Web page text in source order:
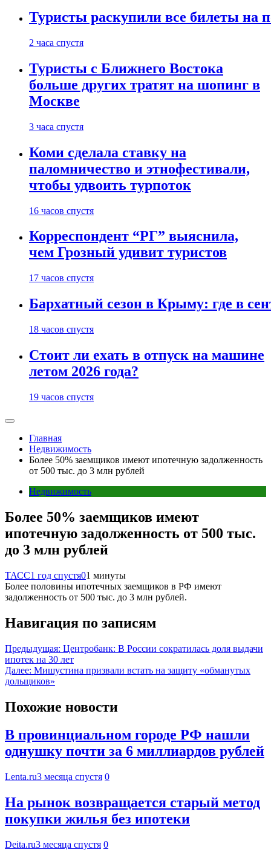
Туристы раскупили все билеты на
2 часа спустя
Туристы с Ближнего Востока
больше других тратят на шопинг в
Москве
3 часа спустя
Коми сделала ставку на
паломничество и этнофестивали,
чтобы удвоить турпоток
16 часов спустя
Корреспондент “РГ” выяснила,
чем Грозный удивит туристов
17 часов спустя
Бархатный сезон в Крыму: где в
18 часов спустя
Стоит ли ехать в отпуск на машине
летом 2026 года?
19 часов спустя
Главная
Недвижимость
Более 50% заемщиков имеют ипотечную задолженность
от 500 тыс. до 3 млн рублей
Недвижимость
Более 50% заемщиков имеют
ипотечную задолженность от 500 тыс.
до 3 млн рублей
ТАСС1 год спустя01 минуты
Более половины ипотечных заемщиков в РФ имеют
задолженность от 500 тыс. до 3 млн рублей.
Навигация по записям
Предыдущая: Центробанк: В России сократилась доля выдачи
ипотек на 30 лет
Далее: Мишустина призвали встать на защиту «обманутых
дольщиков»
Похожие новости
В провинциальном городе РФ нашли
однушку почти за 6 миллиардов рублей
Lenta.ru3 месяца спустя 0
На рынок возвращается старый метод
покупки жилья без ипотеки
Deita.ru3 месяца спустя 0